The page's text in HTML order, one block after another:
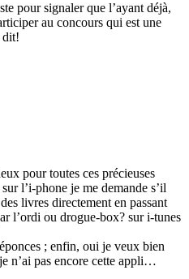
pour signaler que l’ayant déjà,
au concours qui est une
dit!
pour toutes ces précieuses
l’i-phone je me demande s’il
livres directement en passant
l’ordi ou drogue-box? sur i-tunes
; enfin, oui je veux bien
n’ai pas encore cette appli…